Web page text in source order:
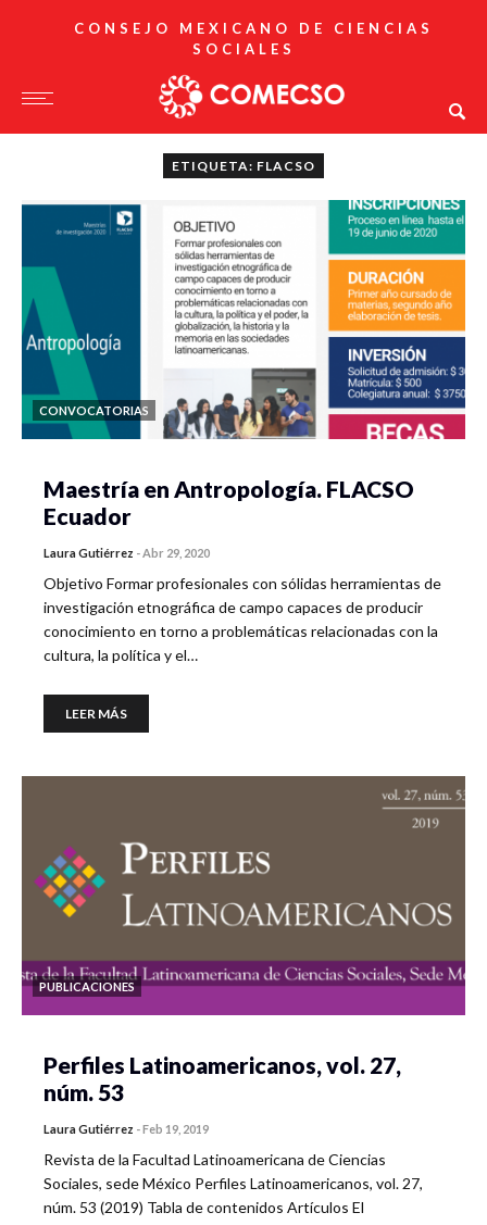
CONSEJO MEXICANO DE CIENCIAS
SOCIALES
ETIQUETA: FLACSO
CONVOCATORIAS
Maestría en Antropología. FLACSO
Ecuador
Laura Gutiérrez -Abr 29, 2020
Objetivo Formar profesionales con sólidas herramientas de
investigación etnográfica de campo capaces de producir
conocimiento en torno a problemáticas relacionadas con la
cultura, la política y el…
LEER MÁS
PUBLICACIONES
Perfiles Latinoamericanos, vol. 27,
núm. 53
Laura Gutiérrez -Feb 19, 2019
Revista de la Facultad Latinoamericana de Ciencias
Sociales, sede México Perfiles Latinoamericanos, vol. 27,
núm. 53 (2019) Tabla de contenidos Artículos El